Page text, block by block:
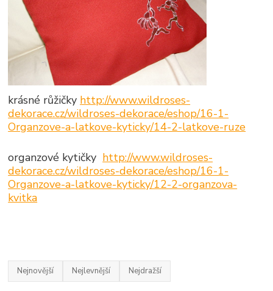
krásné růžičky http://www.wildroses-
dekorace.cz/wildroses-dekorace/eshop/16-1-
Organzove-a-latkove-kyticky/14-2-latkove-ruze
organzové kytičky http://www.wildroses-
dekorace.cz/wildroses-dekorace/eshop/16-1-
Organzove-a-latkove-kyticky/12-2-organzova-
kvitka
Nejnovější Nejlevnější Nejdražší